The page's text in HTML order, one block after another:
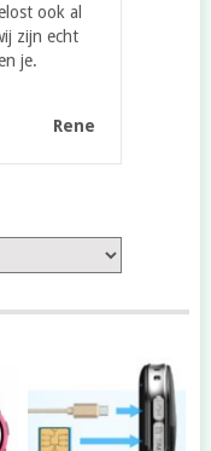
ook al
zijn echt
je.
Rene